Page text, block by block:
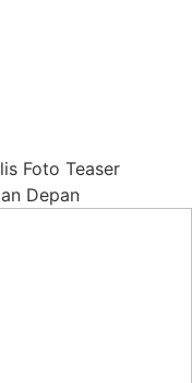
Foto Teaser
Depan